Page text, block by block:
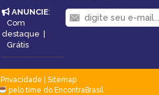
ANUNCIE:
Com
destaque |
Grátis
Privacidade
Sitemap
pelo time do EncontraBrasil